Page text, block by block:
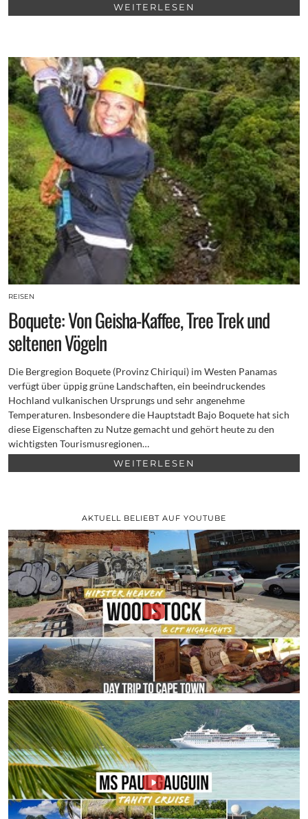
WEITERLESEN
REISEN
Boquete: Von Geisha-Kaffee, Tree Trek und
seltenen Vögeln
Die Bergregion Boquete (Provinz Chiriqui) im Westen Panamas
verfügt über üppig grüne Landschaften, ein beeindruckendes
Hochland vulkanischen Ursprungs und sehr angenehme
Temperaturen. Insbesondere die Hauptstadt Bajo Boquete hat sich
diese Eigenschaften zu Nutze gemacht und gehört heute zu den
wichtigsten Tourismusregionen…
WEITERLESEN
AKTUELL BELIEBT AUF YOUTUBE